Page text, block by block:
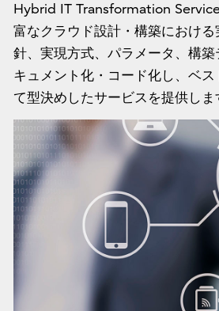
Hybrid IT Transformation
富なクラウド設計・構築におけ
針、実現方式、パラメータ、構
キュメント化・コード化し、ベ
て型決めしたサービスを提供しま